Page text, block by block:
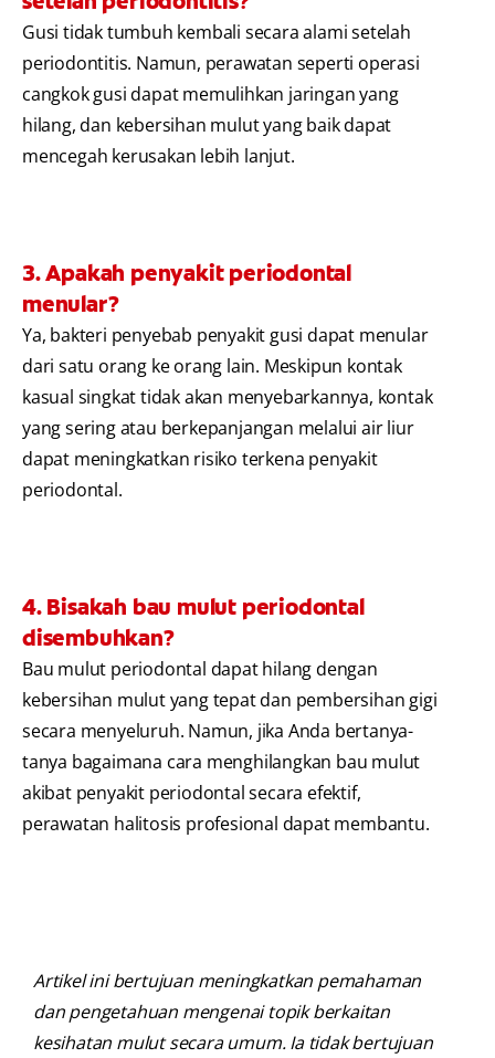
Gusi tidak tumbuh kembali secara alami setelah
periodontitis. Namun, perawatan seperti operasi
cangkok gusi dapat memulihkan jaringan yang
hilang, dan kebersihan mulut yang baik dapat
mencegah kerusakan lebih lanjut.
3. Apakah penyakit periodontal
menular?
Ya, bakteri penyebab penyakit gusi dapat menular
dari satu orang ke orang lain. Meskipun kontak
kasual singkat tidak akan menyebarkannya, kontak
yang sering atau berkepanjangan melalui air liur
dapat meningkatkan risiko terkena penyakit
periodontal.
4. Bisakah bau mulut periodontal
disembuhkan?
Bau mulut periodontal dapat hilang dengan
kebersihan mulut yang tepat dan pembersihan gigi
secara menyeluruh. Namun, jika Anda bertanya-
tanya bagaimana cara menghilangkan bau mulut
akibat penyakit periodontal secara efektif,
perawatan halitosis profesional dapat membantu.
Artikel ini bertujuan meningkatkan pemahaman
dan pengetahuan mengenai topik berkaitan
kesihatan mulut secara umum. Ia tidak bertujuan